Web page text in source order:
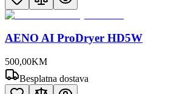
AENO AI ProDryer HD5W
500,00KM
Besplatna dostava